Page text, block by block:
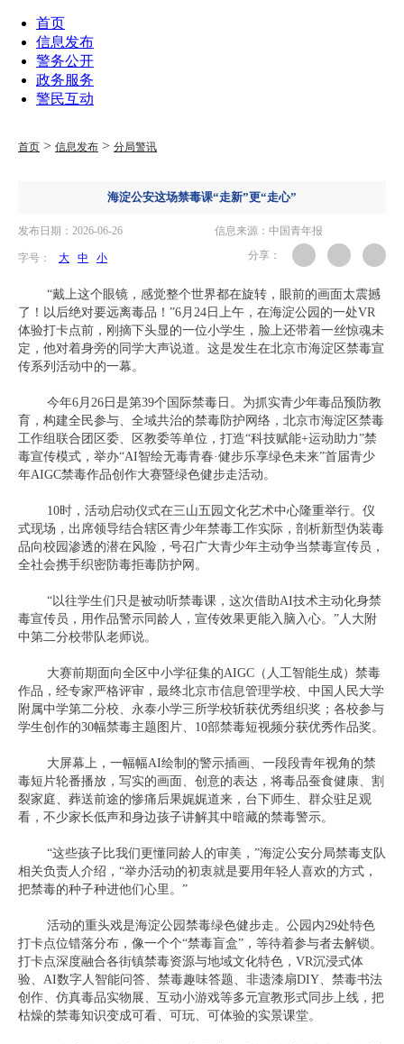
首页
信息发布
警务公开
政务服务
警民互动
首页 > 信息发布 > 分局警讯
海淀公安这场禁毒课“走新”更“走心”
发布日期：2026-06-26 信息来源：中国青年报
字号： 大 中 小 分享：
“戴上这个眼镜，感觉整个世界都在旋转，眼前的画面太震撼
了！以后绝对要远离毒品！”6月24日上午，在海淀公园的一处VR
体验打卡点前，刚摘下头显的一位小学生，脸上还带着一丝惊魂未
定，他对着身旁的同学大声说道。这是发生在北京市海淀区禁毒宣
传系列活动中的一幕。
今年6月26日是第39个国际禁毒日。为抓实青少年毒品预防教
育，构建全民参与、全域共治的禁毒防护网络，北京市海淀区禁毒
工作组联合团区委、区教委等单位，打造“科技赋能+运动助力”禁
毒宣传模式，举办“AI智绘无毒青春·健步乐享绿色未来”首届青少
年AIGC禁毒作品创作大赛暨绿色健步走活动。
10时，活动启动仪式在三山五园文化艺术中心隆重举行。仪
式现场，出席领导结合辖区青少年禁毒工作实际，剖析新型伪装毒
品向校园渗透的潜在风险，号召广大青少年主动争当禁毒宣传员，
全社会携手织密防毒拒毒防护网。
“以往学生们只是被动听禁毒课，这次借助AI技术主动化身禁
毒宣传员，用作品警示同龄人，宣传效果更能入脑入心。”人大附
中第二分校带队老师说。
大赛前期面向全区中小学征集的AIGC（人工智能生成）禁毒
作品，经专家严格评审，最终北京市信息管理学校、中国人民大学
附属中学第二分校、永泰小学三所学校斩获优秀组织奖；各校参与
学生创作的30幅禁毒主题图片、10部禁毒短视频分获优秀作品奖。
大屏幕上，一幅幅AI绘制的警示插画、一段段青年视角的禁
毒短片轮番播放，写实的画面、创意的表达，将毒品蚕食健康、割
裂家庭、葬送前途的惨痛后果娓娓道来，台下师生、群众驻足观
看，不少家长低声和身边孩子讲解其中暗藏的禁毒警示。
“这些孩子比我们更懂同龄人的审美，”海淀公安分局禁毒支队
相关负责人介绍，“举办活动的初衷就是要用年轻人喜欢的方式，
把禁毒的种子种进他们心里。”
活动的重头戏是海淀公园禁毒绿色健步走。公园内29处特色
打卡点位错落分布，像一个个“禁毒盲盒”，等待着参与者去解锁。
打卡点深度融合各街镇禁毒资源与地域文化特色，VR沉浸式体
验、AI数字人智能问答、禁毒趣味答题、非遗漆扇DIY、禁毒书法
创作、仿真毒品实物展、互动小游戏等多元宣教形式同步上线，把
枯燥的禁毒知识变成可看、可玩、可体验的实景课堂。